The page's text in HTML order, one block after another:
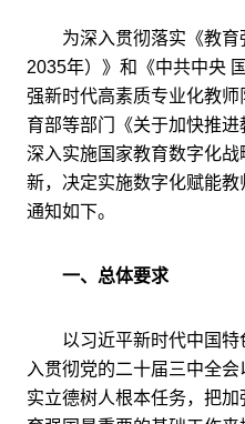
为深入贯彻落实《教育
2035年）》和《中共中央
强新时代高素质专业化教
育部等部门《关于加快推进
深入实施国家教育数字化战
新，决定实施数字化赋能
通知如下。
一、总体要求
以习近平新时代中国特
入贯彻党的二十届三中全
实立德树人根本任务，把